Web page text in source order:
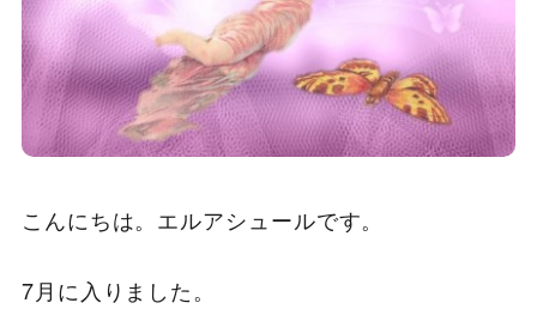
こんにちは。エルアシュールです。
7月に入りました。